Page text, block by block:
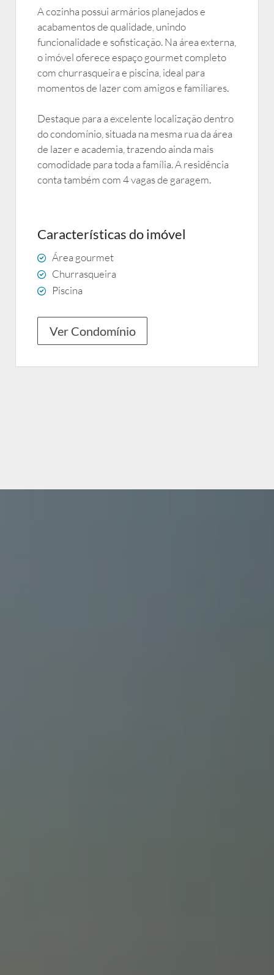
A cozinha possui armários planejados e
acabamentos de qualidade, unindo
funcionalidade e sofisticação. Na área externa,
o imóvel oferece espaço gourmet completo
com churrasqueira e piscina, ideal para
momentos de lazer com amigos e familiares.
Destaque para a excelente localização dentro
do condomínio, situada na mesma rua da área
de lazer e academia, trazendo ainda mais
comodidade para toda a família. A residência
conta também com 4 vagas de garagem.
Características do imóvel
Área gourmet
Churrasqueira
Piscina
Ver Condomínio